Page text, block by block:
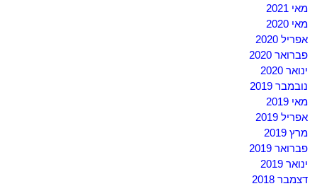
מאי 2021
מאי 2020
אפריל 2020
פברואר 2020
ינואר 2020
נובמבר 2019
מאי 2019
אפריל 2019
מרץ 2019
פברואר 2019
ינואר 2019
דצמבר 2018